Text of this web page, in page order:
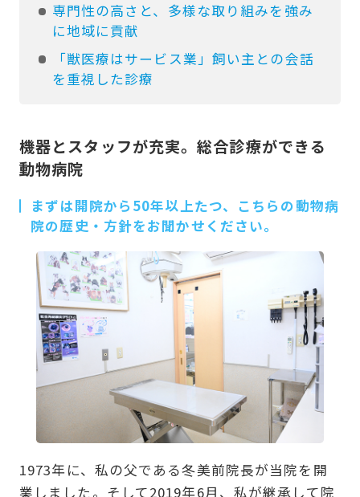
専門性の高さと、多様な取り組みを強み
に地域に貢献
「獣医療はサービス業」飼い主との会話
を重視した診療
機器とスタッフが充実。総合診療ができる
動物病院
まずは開院から50年以上たつ、こちらの動物病
院の歴史・方針をお聞かせください。
1973年に、私の父である冬美前院長が当院を開
業しました。そして2019年6月、私が継承して院